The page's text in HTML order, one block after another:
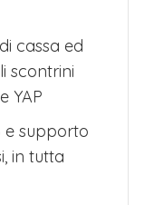
cassa ed
scontrini
YAP
e supporto
in tutta